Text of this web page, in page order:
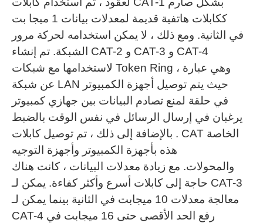
ككابلات هاتفية قديمة لمعدلات بيانات 1 ميجا بت
في الثانية. ومع ذلك ، لا يمكن استخدامه لحركة مرور
الشبكة. تم إنشاء CAT-2 و CAT-3 و CAT-4
لاستخدامها مع شبكات Token Ring ، وهي عبارة
عن شبكة LAN حيث يتم توصيل أجهزة الكمبيوتر
في حلقة لمنع تصادم البيانات بين جهازي كمبيوتر
يرغبان في إرسال الرسائل في نفس الوقت بالضبط
. بالإضافة إلى ذلك ، تم توصيل كابلات CAT الخاصة
هذه بأجهزة الكمبيوتر وأجهزة التوجيه
والمحولات. مع زيادة معدلات البيانات ، كانت هناك
حاجة إلى كابلات أسرع وأكثر كفاءة. يمكن لـ CAT-3
معالجة معدلات 10 ميجابت في الثانية بينما يمكن لـ
CAT-4 رفع الحد الأقصى حتى 16 ميجابت في